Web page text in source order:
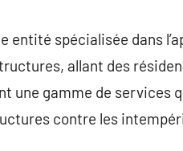
entité spécialisée dans
allant des
une gamme de services
contre les